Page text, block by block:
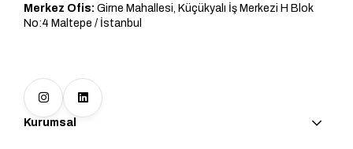
Merkez Ofis: Girne Mahallesi, Küçükyalı İş Merkezi H Blok
No:4 Maltepe / İstanbul
Kurumsal